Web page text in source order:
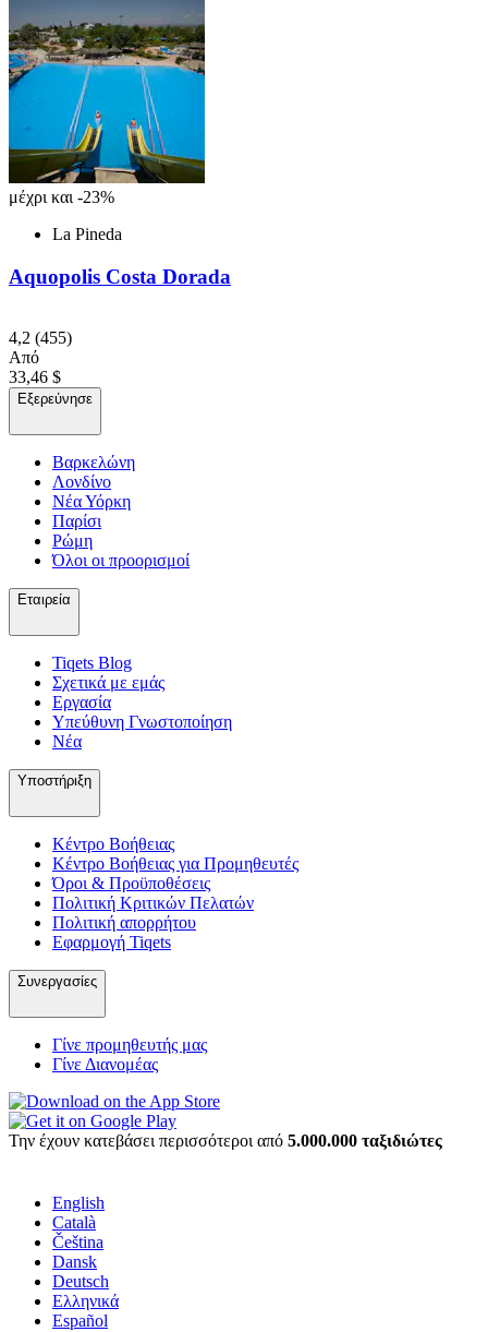
μέχρι και -23%
La Pineda
Aquopolis Costa Dorada
4,2 (455)
Από
33,46 $
Εξερεύνησε
Βαρκελώνη
Λονδίνο
Νέα Υόρκη
Παρίσι
Ρώμη
Όλοι οι προορισμοί
Εταιρεία
Tiqets Βlog
Σχετικά με εμάς
Εργασία
Υπεύθυνη Γνωστοποίηση
Νέα
Υποστήριξη
Κέντρο Βοήθειας
Κέντρο Βοήθειας για Προμηθευτές
Όροι & Προϋποθέσεις
Πολιτική Κριτικών Πελατών
Πολιτική απορρήτου
Εφαρμογή Tiqets
Συνεργασίες
Γίνε προμηθευτής μας
Γίνε Διανομέας
Την έχουν κατεβάσει περισσότεροι από 5.000.000 ταξιδιώτες
English
Català
Čeština
Dansk
Deutsch
Ελληνικά
Español